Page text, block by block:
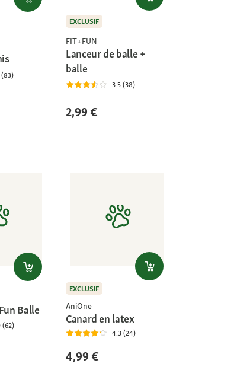
(83)
EXCLUSIF
FIT+FUN
Lanceur de balle +
balle
3.5 (38)
2,99 €
Balle
(62)
EXCLUSIF
AniOne
Canard en latex
4.3 (24)
4,99 €